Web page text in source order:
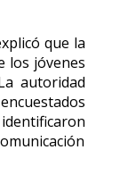
que la
los jóvenes
autoridad